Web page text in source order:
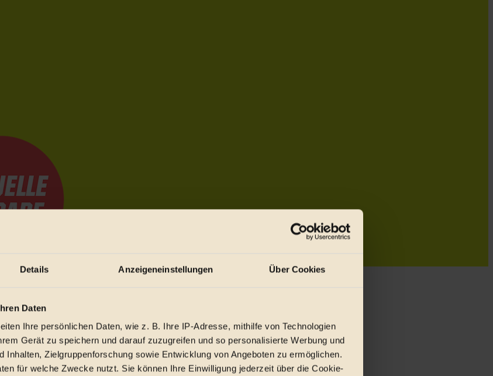
Details Anzeigeneinstellungen Über Cookies
Daten
Ihre persönlichen Daten, wie z. B. Ihre IP-Adresse, mithilfe von Technologien
Gerät zu speichern und darauf zuzugreifen und so personalisierte Werbung und
Inhalten, Zielgruppenforschung sowie Entwicklung von Angeboten zu ermöglichen.
für welche Zwecke nutzt. Sie können Ihre Einwilligung jederzeit über die Cookie-
festzuhalten.
oft zu Hause.
zu dir zurückkommen.